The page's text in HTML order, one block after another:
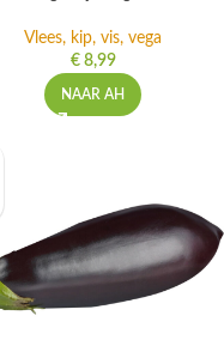
Vlees, kip, vis, vega
€8,99
NAAR AH